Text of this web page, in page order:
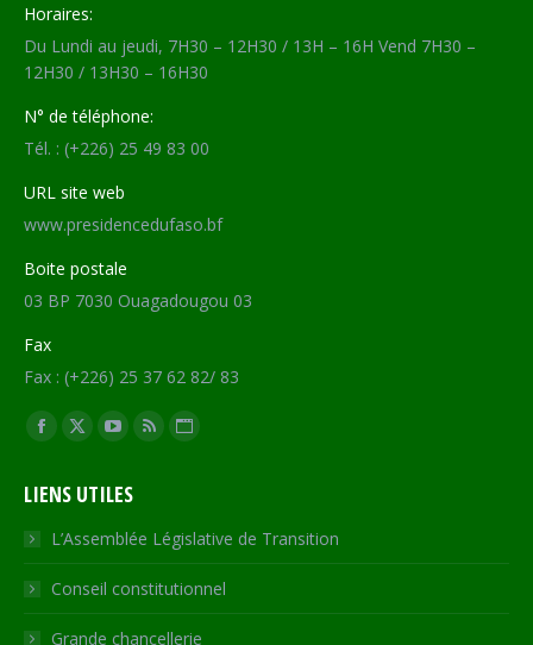
Horaires:
Du Lundi au jeudi, 7H30 – 12H30 / 13H – 16H Vend 7H30 –
12H30 / 13H30 – 16H30
N° de téléphone:
Tél. : (+226) 25 49 83 00
URL site web
www.presidencedufaso.bf
Boite postale
03 BP 7030 Ouagadougou 03
Fax
Fax : (+226) 25 37 62 82/ 83
Trouvez nous sur :
Facebook
opens
in
new
window
X
opens
in
new
window
YouTube
opens
in
new
window
RSS
in
new
window
Site
opens
in
new
LIENS UTILES
L’Assemblée Législative de Transition
Conseil constitutionnel
Grande chancellerie